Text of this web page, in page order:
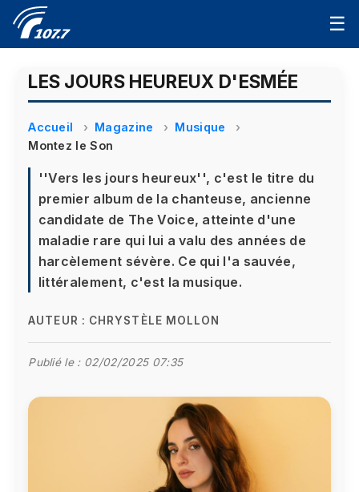
☰
LES JOURS HEUREUX D'ESMÉE
Accueil Magazine
Musique
Montez le Son
''Vers les jours heureux'', c'est le titre du
premier album de la chanteuse, ancienne
candidate de The Voice, atteinte d'une
maladie rare qui lui a valu des années de
harcèlement sévère. Ce qui l'a sauvée,
littéralement, c'est la musique.
AUTEUR : CHRYSTÈLE MOLLON
Publié le : 02/02/2025 07:35